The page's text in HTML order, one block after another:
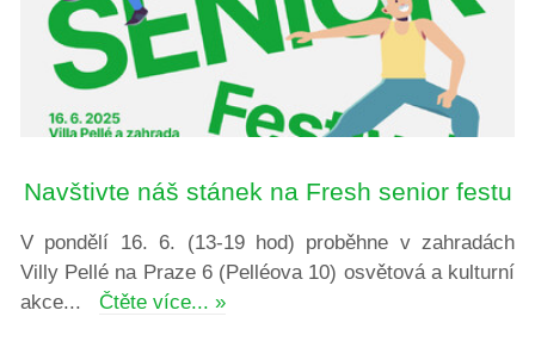
Navštivte náš stánek na Fresh senior festu
V pondělí 16. 6. (13-19 hod) proběhne v zahradách
Villy Pellé na Praze 6 (Pelléova 10) osvětová a kulturní
akce... Čtěte více... »